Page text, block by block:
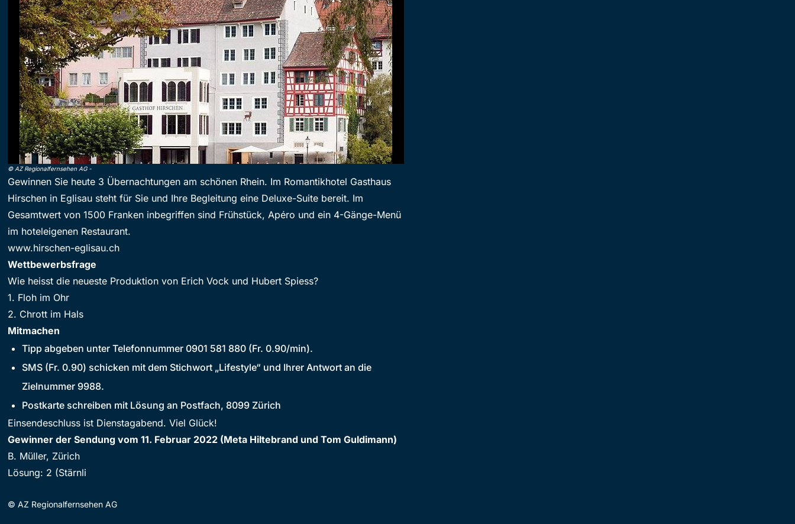
© AZ Regionalfernsehen AG-
Gewinnen Sie heute 3 Übernachtungen am schönen Rhein. Im Romantikhotel Gasthaus
Hirschen in Eglisau steht für Sie und Ihre Begleitung eine Deluxe-Suite bereit. Im
Gesamtwert von 1500 Franken inbegriffen sind Frühstück, Apéro und ein 4-Gänge-Menü
im hoteleigenen Restaurant.
www.hirschen-eglisau.ch
Wettbewerbsfrage
Wie heisst die neueste Produktion von Erich Vock und Hubert Spiess?
1. Floh im Ohr
2. Chrott im Hals
Mitmachen
Tipp abgeben unter Telefonnummer 0901 581 880 (Fr. 0.90/min).
SMS (Fr. 0.90) schicken mit dem Stichwort „Lifestyle“ und Ihrer Antwort an die
Zielnummer 9988.
Postkarte schreiben mit Lösung an Postfach, 8099 Zürich
Einsendeschluss ist Dienstagabend. Viel Glück!
Gewinner der Sendung vom 11. Februar 2022 (Meta Hiltebrand und Tom Guldimann)
B. Müller, Zürich
Lösung: 2 (Stärnli
© AZ Regionalfernsehen AG